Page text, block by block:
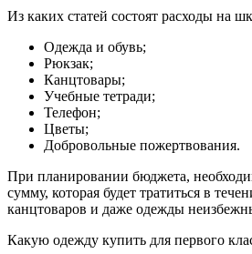
Из каких статей состоят расходы на
Одежда и обувь;
Рюкзак;
Канцтовары;
Учебные тетради;
Телефон;
Цветы;
Добровольные пожертвования.
При планировании бюджета,
сумму, которая будет тратиться в
канцтоваров и даже одежды
Какую одежду купить для первого